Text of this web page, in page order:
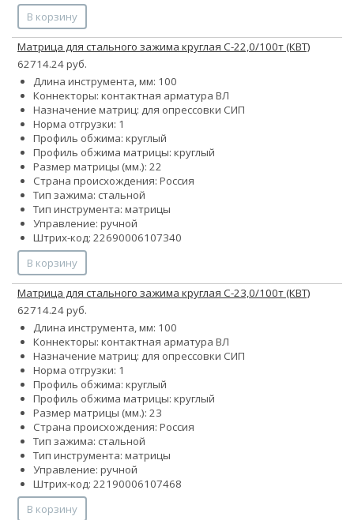
В корзину
Матрица для стального зажима круглая С-22,0/100т (КВТ)
62714.24 руб.
Длина инструмента, мм: 100
Коннекторы: контактная арматура ВЛ
Назначение матриц: для опрессовки СИП
Норма отгрузки: 1
Профиль обжима: круглый
Профиль обжима матрицы: круглый
Размер матрицы (мм.): 22
Страна происхождения: Россия
Тип зажима: стальной
Тип инструмента: матрицы
Управление: ручной
Штрих-код: 22690006107340
В корзину
Матрица для стального зажима круглая С-23,0/100т (КВТ)
62714.24 руб.
Длина инструмента, мм: 100
Коннекторы: контактная арматура ВЛ
Назначение матриц: для опрессовки СИП
Норма отгрузки: 1
Профиль обжима: круглый
Профиль обжима матрицы: круглый
Размер матрицы (мм.): 23
Страна происхождения: Россия
Тип зажима: стальной
Тип инструмента: матрицы
Управление: ручной
Штрих-код: 22190006107468
В корзину